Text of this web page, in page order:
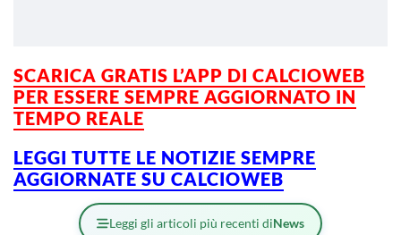
SCARICA GRATIS L’APP DI CALCIOWEB
PER ESSERE SEMPRE AGGIORNATO IN
TEMPO REALE
LEGGI TUTTE LE NOTIZIE SEMPRE
AGGIORNATE SU CALCIOWEB
Leggi gli articoli più recenti diNews